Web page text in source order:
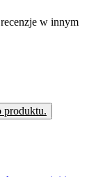
w innym
produktu.